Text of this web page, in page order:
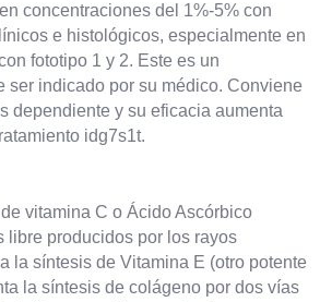
concentraciones del 1%-5% con
e histológicos, especialmente en
fototipo 1 y 2. Este es un
ser indicado por su médico. Conviene
dependiente y su eficacia aumenta
idg7s1t.
vitamina C o Ácido Ascórbico
libre producidos por los rayos
la síntesis de Vitamina E (otro potente
la síntesis de colágeno por dos vías